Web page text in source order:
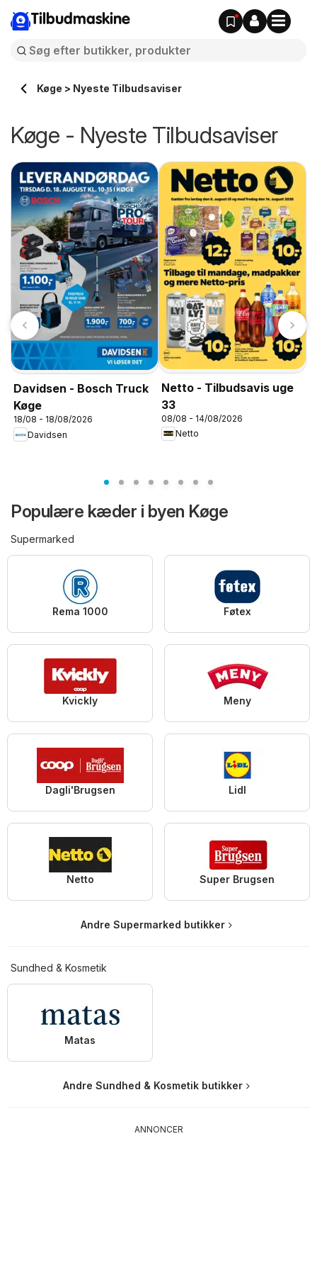
Tilbudmaskine
Køge > Nyeste Tilbudsaviser
Køge - Nyeste Tilbudsaviser
Davidsen - Bosch Truck
Køge
18/08 - 18/08/2026
Davidsen
Netto - Tilbudsavis uge
33
08/08 - 14/08/2026
Netto
Populære kæder i byen Køge
Supermarked
Rema 1000 Føtex
Kvickly Meny
Dagli'Brugsen Lidl
Netto Super Brugsen
Andre Supermarked butikker
Sundhed & Kosmetik
Matas
Andre Sundhed & Kosmetik butikker
ANNONCER